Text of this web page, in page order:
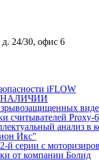
24/30, офис 6
iFLOW
НАЛИЧИИ
считывателей Proxy-6
анализ в
Икс"
й серии с
от компании Болид